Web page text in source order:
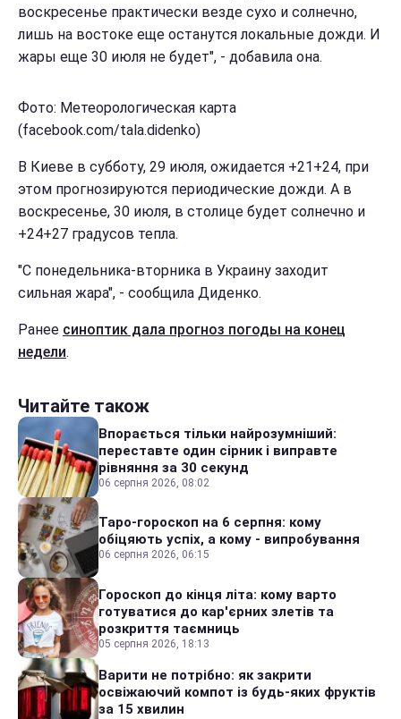
воскресенье практически везде сухо и солнечно,
лишь на востоке еще останутся локальные дожди. И
жары еще 30 июля не будет", - добавила она.
Фото: Метеорологическая карта
(facebook.com/tala.didenko)
В Киеве в субботу, 29 июля, ожидается +21+24, при
этом прогнозируются периодические дожди. А в
воскресенье, 30 июля, в столице будет солнечно и
+24+27 градусов тепла.
"С понедельника-вторника в Украину заходит
сильная жара", - сообщила Диденко.
Ранее синоптик дала прогноз погоды на конец
недели.
Читайте також
Впорається тільки найрозумніший:
переставте один сірник і виправте
рівняння за 30 секунд
06 серпня 2026, 08:02
Таро-гороскоп на 6 серпня: кому
обіцяють успіх, а кому - випробування
06 серпня 2026, 06:15
Гороскоп до кінця літа: кому варто
готуватися до кар'єрних злетів та
розкриття таємниць
05 серпня 2026, 18:13
Варити не потрібно: як закрити
освіжаючий компот із будь-яких фруктів
за 15 хвилин